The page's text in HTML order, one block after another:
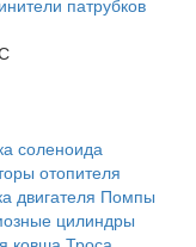
патрубков
соленоида
отопителя
двигателя Помпы
цилиндры